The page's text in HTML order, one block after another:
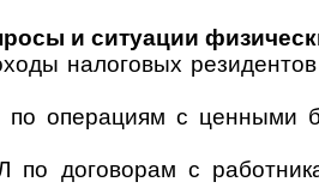
и ситуации
налоговых
операциям с ценными
договорам с